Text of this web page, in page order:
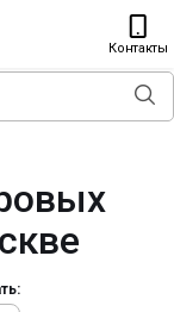
Контакты